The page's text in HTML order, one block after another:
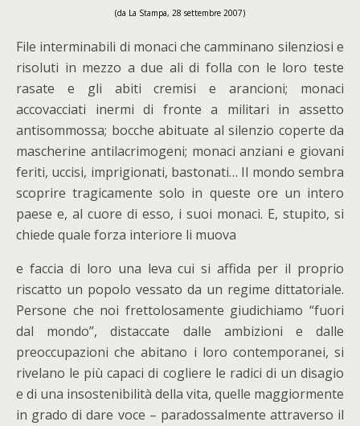
(da La Stampa, 28 settembre 2007)
File interminabili di monaci che camminano silenziosi e
risoluti in mezzo a due ali di folla con le loro teste
rasate e gli abiti cremisi e arancioni; monaci
accovacciati inermi di fronte a militari in assetto
antisommossa; bocche abituate al silenzio coperte da
mascherine antilacrimogeni; monaci anziani e giovani
feriti, uccisi, imprigionati, bastonati… Il mondo sembra
scoprire tragicamente solo in queste ore un intero
paese e, al cuore di esso, i suoi monaci. E, stupito, si
chiede quale forza interiore li muova
e faccia di loro una leva cui si affida per il proprio
riscatto un popolo vessato da un regime dittatoriale.
Persone che noi frettolosamente giudichiamo “fuori
dal mondo”, distaccate dalle ambizioni e dalle
preoccupazioni che abitano i loro contemporanei, si
rivelano le più capaci di cogliere le radici di un disagio
e di una insostenibilità della vita, quelle maggiormente
in grado di dare voce – paradossalmente attraverso il